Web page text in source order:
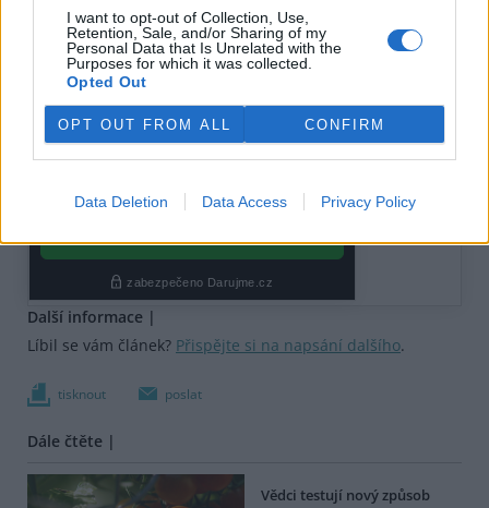
I want to opt-out of Collection, Use,
Retention, Sale, and/or Sharing of my
Personal Data that Is Unrelated with the
Purposes for which it was collected.
Opted Out
OPT OUT FROM ALL CONFIRM
Data Deletion Data Access Privacy Policy
Další informace |
Líbil se vám článek? Přispějte si na napsání dalšího.
tisknout poslat
Dále čtěte |
Vědci testují nový způsob